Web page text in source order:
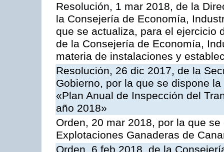
Resolución, 1 mar 2018, de la
la Consejería de Economía,
que se actualiza, para el ejercicio
de la Consejería de Economía,
materia de instalaciones y
Resolución, 26 dic 2017, de la
Gobierno, por la que se dispone
«Plan Anual de Inspección del
año 2018»
Orden, 20 mar 2018, por la que
Explotaciones Ganaderas de